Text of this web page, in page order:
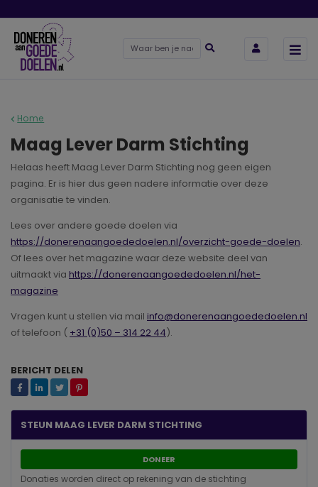
Home
Maag Lever Darm Stichting
Helaas heeft Maag Lever Darm Stichting nog geen eigen
pagina. Er is hier dus geen nadere informatie over deze
organisatie te vinden.
Lees over andere goede doelen via
https://donerenaangoededoelen.nl/overzicht-goede-doelen.
Of lees over het magazine waar deze website deel van
uitmaakt via https://donerenaangoededoelen.nl/het-
magazine
Vragen kunt u stellen via mail info@donerenaangoededoelen.nl
of telefoon ( +31 (0)50 – 314 22 44).
BERICHT DELEN
STEUN MAAG LEVER DARM STICHTING
DONEER
Donaties worden direct op rekening van de stichting